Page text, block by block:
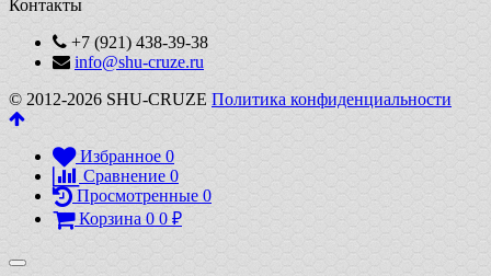
Контакты
+7 (921) 438-39-38
info@shu-cruze.ru
© 2012-2026 SHU-CRUZE Политика конфиденциальности
Избранное 0
Сравнение 0
Просмотренные 0
Корзина 0 0 ₽